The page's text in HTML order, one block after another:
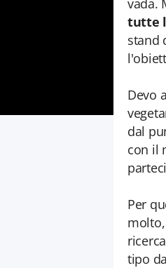
vada.
tutte
stand
Devo
dal
con il
Per
tipo